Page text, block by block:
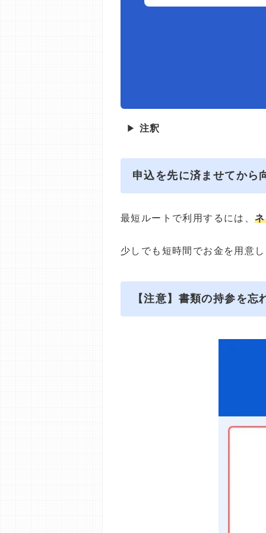
▶ 注釈
申込を先に済ませてから
最短ルートで利用するには、
少しでも短時間でお金を用意
【注意】書類の持参を忘